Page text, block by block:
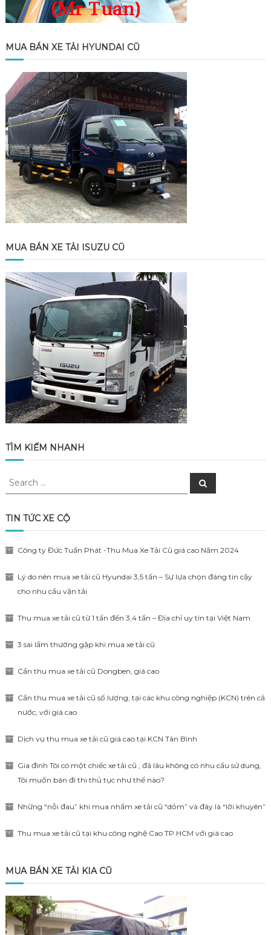
MUA BÁN XE TẢI HYUNDAI CŨ
MUA BÁN XE TẢI ISUZU CŨ
TÌM KIẾM NHANH
Search
Search
TIN TỨC XE CỘ
Công ty Đức Tuấn Phát -Thu Mua Xe Tải Cũ giá cao Năm 2024
Lý do nên mua xe tải cũ Hyundai 3,5 tấn – Sự lựa chọn đáng tin cậy
cho nhu cầu vận tải
Thu mua xe tải cũ từ 1 tấn đến 3,4 tấn – Địa chỉ uy tín tại Việt Nam
3 sai lầm thường gặp khi mua xe tải cũ
Cần thu mua xe tải cũ Dongben, giá cao
Cần thu mua xe tải cũ số lượng, tại các khu công nghiệp (KCN) trên cả
nước, với giá cao
Dịch vụ thu mua xe tải cũ giá cao tại KCN Tân Bình
Gia đình Tôi có một chiếc xe tải cũ , đã lâu không có nhu cầu sử dung,
Tôi muốn bán đi thì thủ tục như thế nào?
Những “nỗi đau” khi mua nhầm xe tải cũ “dỏm” và đây là “lời khuyên”
Thu mua xe tải cũ tại khu công nghệ Cao TP.HCM với giá cao
MUA BÁN XE TẢI KIA CŨ